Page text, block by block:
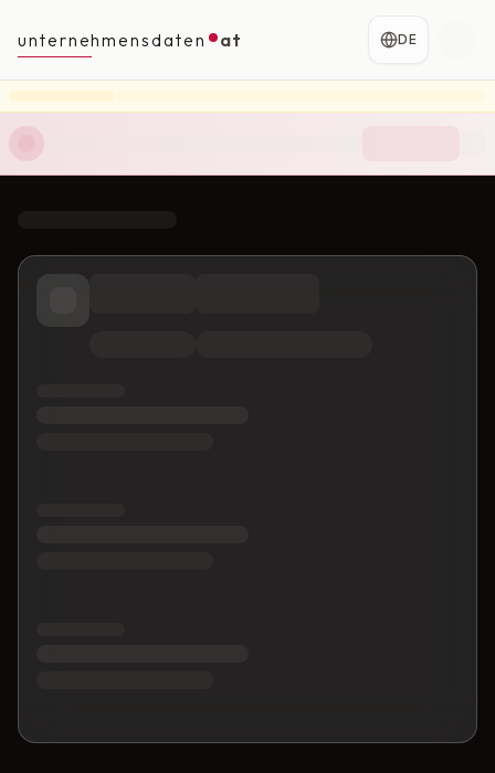
unternehmensdaten at DE